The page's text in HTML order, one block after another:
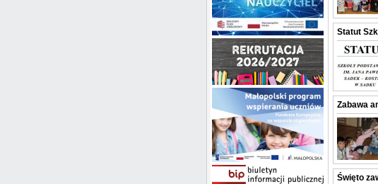
Statut
Zabawa
Święto